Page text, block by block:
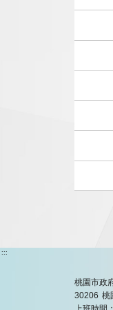
:::
桃園市政
30206 桃